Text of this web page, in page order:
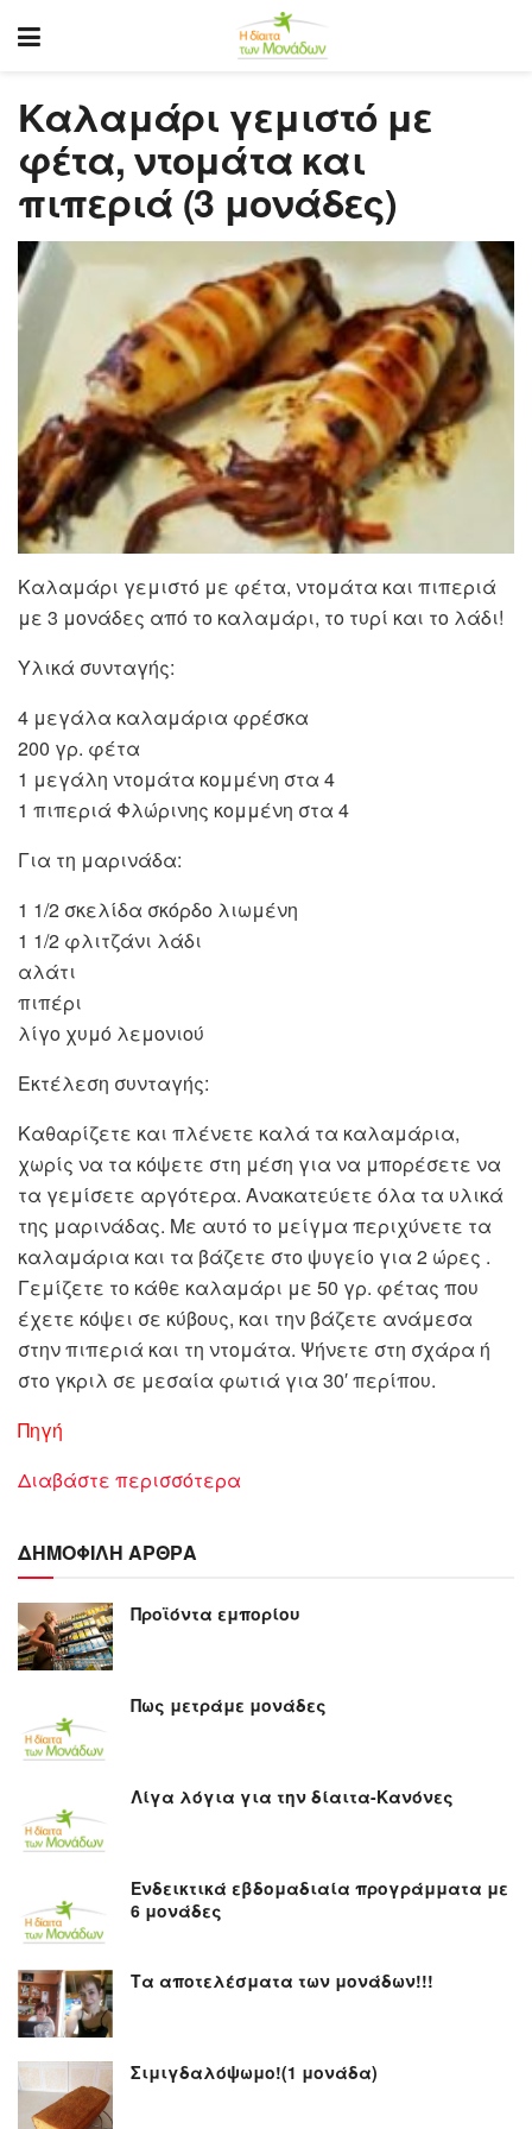
Καλαμάρι γεμιστό με
φέτα, ντομάτα και
πιπεριά (3 μονάδες)
Καλαμάρι γεμιστό με φέτα, ντομάτα και πιπεριά
με 3 μονάδες από το καλαμάρι, το τυρί και το λάδι!
Υλικά συνταγής:
4 μεγάλα καλαμάρια φρέσκα
200 γρ. φέτα
1 μεγάλη ντομάτα κομμένη στα 4
1 πιπεριά Φλώρινης κομμένη στα 4
Για τη μαρινάδα:
1 1/2 σκελίδα σκόρδο λιωμένη
1 1/2 φλιτζάνι λάδι
αλάτι
πιπέρι
λίγο χυμό λεμονιού
Εκτέλεση συνταγής:
Καθαρίζετε και πλένετε καλά τα καλαμάρια,
χωρίς να τα κόψετε στη μέση για να μπορέσετε να
τα γεμίσετε αργότερα. Ανακατεύετε όλα τα υλικά
της μαρινάδας. Με αυτό το μείγμα περιχύνετε τα
καλαμάρια και τα βάζετε στο ψυγείο για 2 ώρες .
Γεμίζετε το κάθε καλαμάρι με 50 γρ. φέτας που
έχετε κόψει σε κύβους, και την βάζετε ανάμεσα
στην πιπεριά και τη ντομάτα. Ψήνετε στη σχάρα ή
στο γκριλ σε μεσαία φωτιά για 30′ περίπου.
Πηγή
Διαβάστε περισσότερα
ΔΗΜΟΦΙΛΗ ΑΡΘΡΑ
Προϊόντα εμπορίου
Πως μετράμε μονάδες
Λίγα λόγια για την δίαιτα-Κανόνες
Ενδεικτικά εβδομαδιαία προγράμματα με
6 μονάδες
Τα αποτελέσματα των μονάδων!!!
Σιμιγδαλόψωμο!(1 μονάδα)